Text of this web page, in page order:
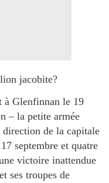
jacobite?
à Glenfinnan le 19
– la petite armée
direction de la capitale
septembre et quatre
victoire inattendue
ses troupes de